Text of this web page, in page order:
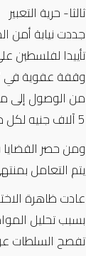
ثالثا- حرية التعبير
جددت نيابة أمن
تأييدا لفلسطين
من الوصول إلى
5 آلاف جنيه لكل منهم، بعد 3 أيام.
ومن حصر القضايا
يتم التعامل
بسبب تحليل
تفصح السلطات